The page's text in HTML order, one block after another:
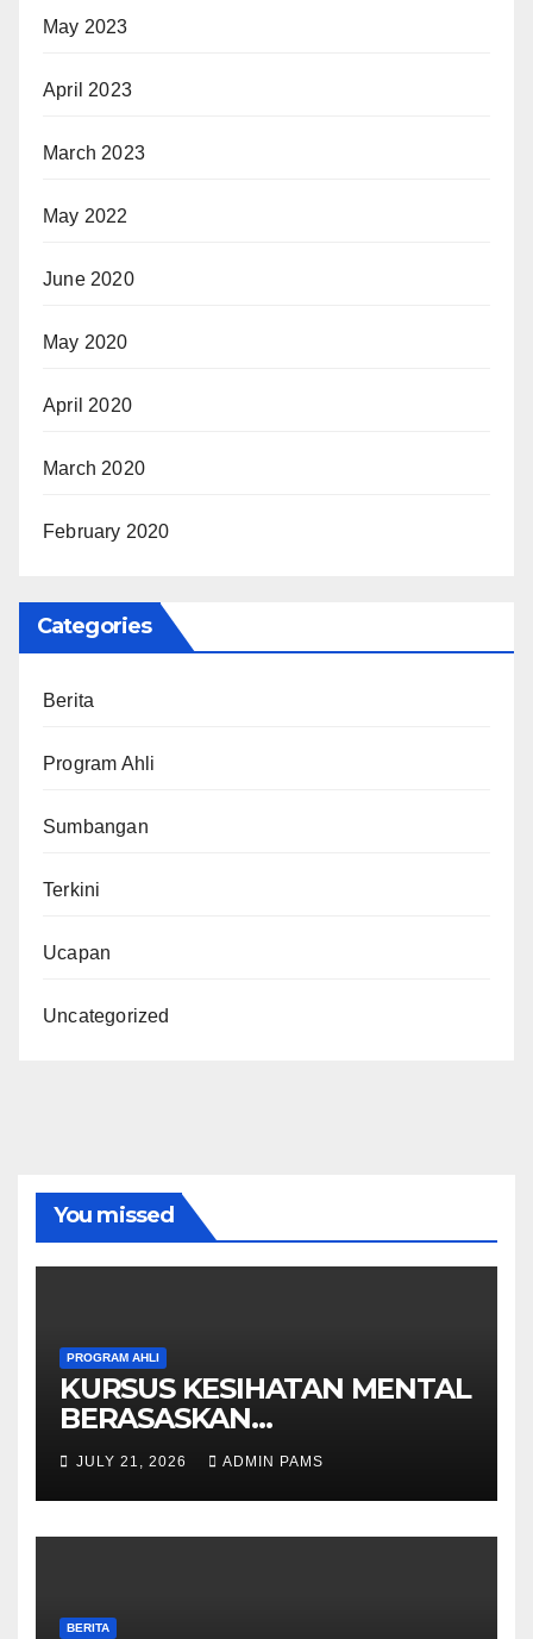
May 2023
April 2023
March 2023
May 2022
June 2020
May 2020
April 2020
March 2020
February 2020
Categories
Berita
Program Ahli
Sumbangan
Terkini
Ucapan
Uncategorized
You missed
PROGRAM AHLI
KURSUS KESIHATAN MENTAL
BERASASKAN
HYPNOTHERAPY GERAN
OLEH KPWKKK SARAWAK
JULY 21, 2026 ADMIN PAMS
BERITA